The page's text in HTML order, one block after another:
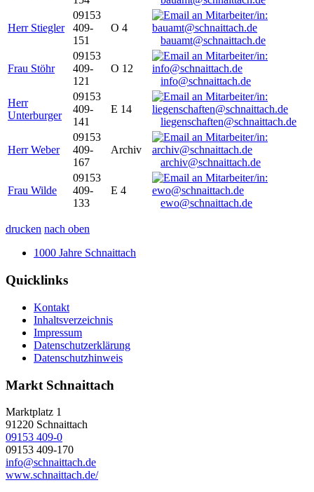
Herr Stiegler
09153
409-
151
O 4
bauamt@schnaittach.de
Frau Stöhr
09153
409-
121
O 12
info@schnaittach.de
Herr
Unterburger
09153
409-
141
E 14
liegenschaften@schnaittach.de
Herr Weber
09153
409-
167
Archiv
archiv@schnaittach.de
Frau Wilde
09153
409-
133
E 4
ewo@schnaittach.de
drucken nach oben
1000 Jahre Schnaittach
Quicklinks
Kontakt
Inhaltsverzeichnis
Impressum
Datenschutzerklärung
Datenschutzhinweis
Markt Schnaittach
Marktplatz 1
91220 Schnaittach
09153 409-0
09153 409-170
info@schnaittach.de
www.schnaittach.de/